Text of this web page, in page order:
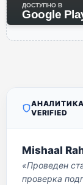
ДОСТУПНО В
Google
АНАЛИТИКА:
VERIFIED
Mishaal
«Проведен
проверка